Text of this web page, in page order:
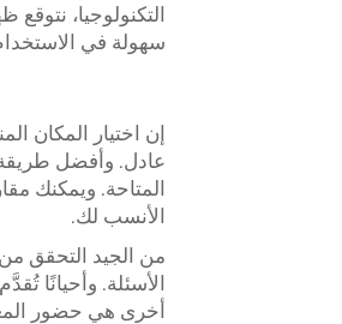
التكنولوجيا،
سهولة في
إن اختيار المكان
عادل. وأفضل طريقة
المتاحة. ويمكنك
الأنسب لك.
من الجيد التحقق
الأسئلة. وأحيانًا
أخرى هي حضور